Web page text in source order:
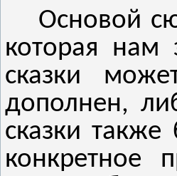
Основой
которая нам
сказки
дополнен,
сказки
конкретное